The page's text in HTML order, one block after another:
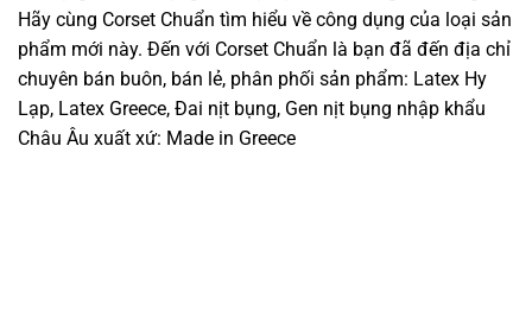
Hãy cùng Corset Chuẩn tìm hiểu về công dụng của loại sản
phẩm mới này. Đến với Corset Chuẩn là bạn đã đến địa chỉ
chuyên bán buôn, bán lẻ, phân phối sản phẩm: Latex Hy
Lạp, Latex Greece, Đai nịt bụng, Gen nịt bụng nhập khẩu
Châu Âu xuất xứ: Made in Greece